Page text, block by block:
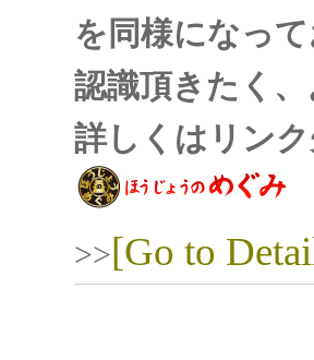
を同様になっ
認識頂きたく
詳しくはリン
>>[Go to